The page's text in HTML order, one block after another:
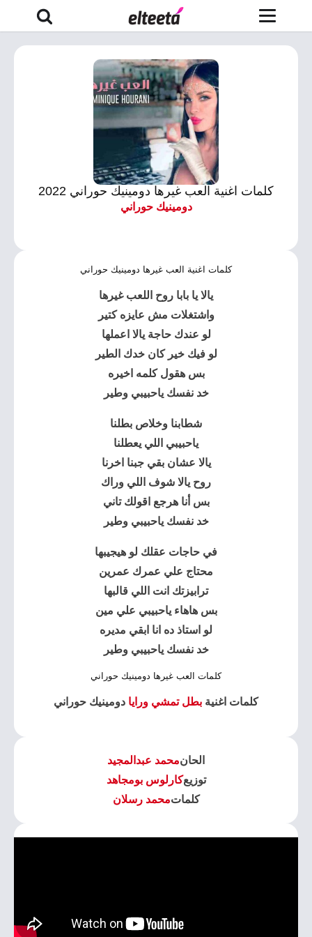
كلمات اغنية العب غيرها دومينيك حوراني 2022
دومينيك حوراني
كلمات اغنية العب غيرها دومينيك حوراني
يالا يا بابا روح اللعب غيرها
واشتغلات مش عايزه كتير
لو عندك حاجة يالا اعملها
لو فيك خير كان خدك الطير
بس هقول كلمه اخيره
خد نفسك ياحبيبي وطير
شطابنا وخلاص بطلنا
ياحبيبي اللي يعطلنا
يالا عشان بقي جبنا اخرنا
روح يالا شوف اللي وراك
بس أنا هرجع اقولك تاني
خد نفسك ياحبيبي وطير
في حاجات عقلك لو هيجيبها
محتاج علي عمرك عمرين
ترابيزتك انت اللي قالبها
بس هاهاء ياحبيبي علي مين
لو استاذ ده انا ابقي مديره
خد نفسك ياحبيبي وطير
كلمات العب غيرها دومينيك حوراني
كلمات اغنية بطل تمشي ورايا دومينيك حوراني
الحانمحمد عبدالمجيد
توزيعكارلوس بومجاهد
كلماتمحمد رسلان